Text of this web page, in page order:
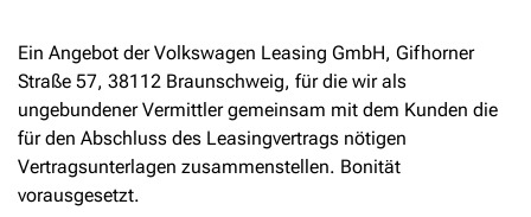
Ein Angebot der Volkswagen Leasing GmbH, Gifhorner
Straße 57, 38112 Braunschweig, für die wir als
ungebundener Vermittler gemeinsam mit dem Kunden die
für den Abschluss des Leasingvertrags nötigen
Vertragsunterlagen zusammenstellen. Bonität
vorausgesetzt.